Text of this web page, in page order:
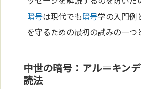
暗号は現代でも暗号学の入門例
を守るための最初の試みの一つ
中世の暗号：アル＝キン
読法